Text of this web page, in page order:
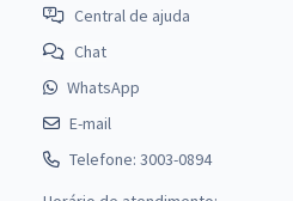
Central de ajuda
Chat
WhatsApp
E-mail
Telefone: 3003-0894